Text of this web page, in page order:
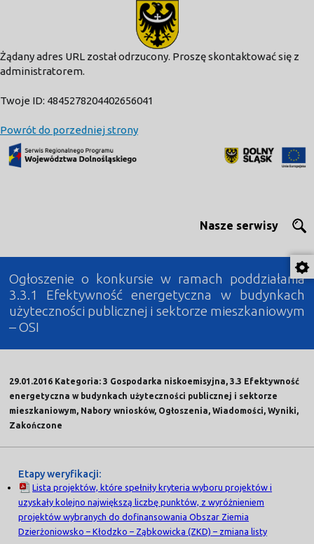
Żądany adres URL został odrzucony. Proszę skontaktować się z
administratorem.
Twoje ID: 4845278204402656041
Powrót do porzedniej strony
Nasze serwisy
Ogłoszenie o konkursie w ramach poddziałania
3.3.1 Efektywność energetyczna w budynkach
użyteczności publicznej i sektorze mieszkaniowym
– OSI
29.01.2016 Kategoria: 3 Gospodarka niskoemisyjna, 3.3 Efektywność
energetyczna w budynkach użyteczności publicznej i sektorze
mieszkaniowym, Nabory wniosków, Ogłoszenia, Wiadomości, Wyniki,
Zakończone
Etapy weryfikacji:
Lista projektów, które spełniły kryteria wyboru projektów i
uzyskały kolejno największą liczbę punktów, z wyróżnieniem
projektów wybranych do dofinansowania Obszar Ziemia
Dzierżoniowsko – Kłodzko – Ząbkowicka (ZKD) – zmiana listy
modal-check